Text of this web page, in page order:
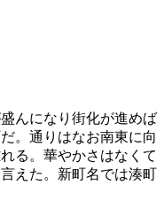
んになり街化が進めば
。通りはなお南東に向
る。華やかさはなくて
えた。新町名では湊町